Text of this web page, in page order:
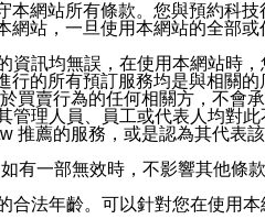
即使未加入本公司/本服務好友
的訊息為限，以廣告或其他
來的電話號碼比對相符。
通知型訊息。
網站所有條款。您與預約科
站，一旦使用本網站的全部
資訊均無誤，在使用本網站時
的所有預訂服務均是與相關
買賣行為的任何相關方，不
管理人員、員工或代表人均對
推薦的服務，或是認為其代表
有一部無效時，不影響其他條
合法年齡。可以針對您在使用